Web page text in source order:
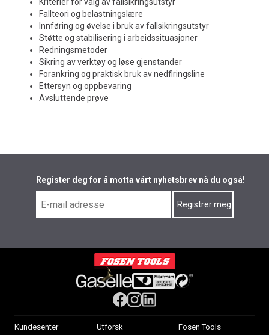
Fallteori og belastningslære
Innføring og øvelse i bruk av fallsikringsutstyr
Støtte og stabilisering i arbeidssituasjoner
Redningsmetoder
Sikring av verktøy og løse gjenstander
Forankring og praktisk bruk av nedfiringsline
Ettersyn og oppbevaring
Avsluttende prøve
Register deg for å motta vårt nyhetsbrev nå du også!
Kundesenter Utforsk Fosen Tools